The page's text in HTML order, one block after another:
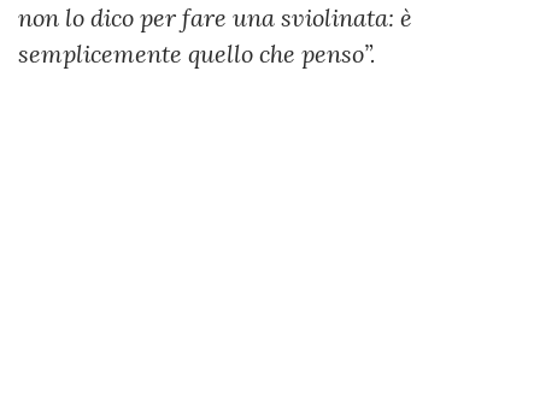
non lo dico per fare una sviolinata: è
semplicemente quello che penso”.